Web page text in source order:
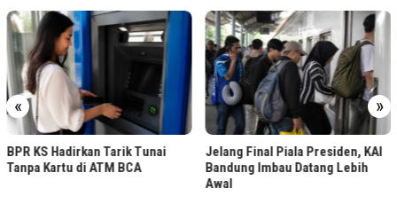
« »
BPR KS Hadirkan Tarik Tunai
Tanpa Kartu di ATM BCA
Jelang Final Piala Presiden, KAI
Bandung Imbau Datang Lebih
Awal